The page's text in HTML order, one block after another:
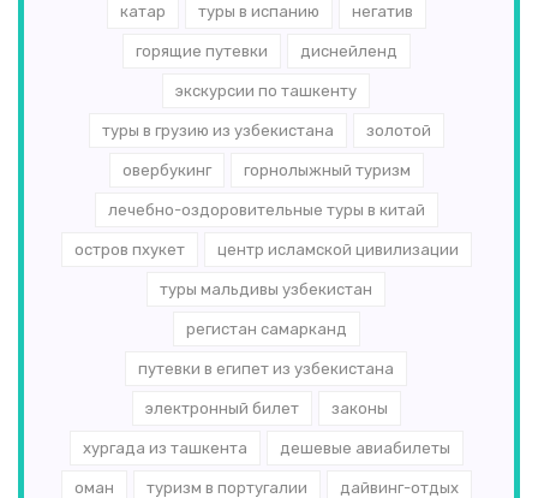
катар туры в испанию негатив
горящие путевки диснейленд
экскурсии по ташкенту
туры в грузию из узбекистана золотой
овербукинг горнолыжный туризм
лечебно-оздоровительные туры в китай
остров пхукет центр исламской цивилизации
туры мальдивы узбекистан
регистан самарканд
путевки в египет из узбекистана
электронный билет законы
хургада из ташкента дешевые авиабилеты
оман туризм в португалии дайвинг-отдых